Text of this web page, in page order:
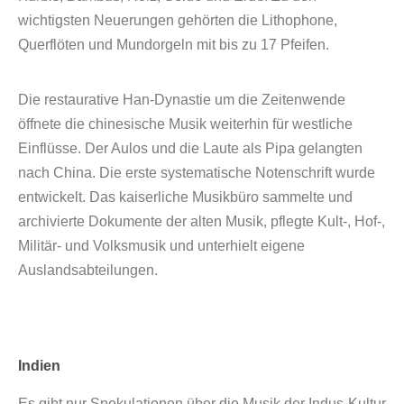
wichtigsten Neuerungen gehörten die Lithophone,
Querflöten und Mundorgeln mit bis zu 17 Pfeifen.
Die restaurative Han-Dynastie um die Zeitenwende
öffnete die chinesische Musik weiterhin für westliche
Einflüsse. Der Aulos und die Laute als Pipa gelangten
nach China. Die erste systematische Notenschrift wurde
entwickelt. Das kaiserliche Musikbüro sammelte und
archivierte Dokumente der alten Musik, pflegte Kult-, Hof-,
Militär- und Volksmusik und unterhielt eigene
Auslandsabteilungen.
Indien